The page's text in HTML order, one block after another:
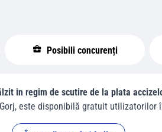
Posibili concurenți
in regim de scutire de la plata
Gorj, este disponibilă gratuit utilizatorilor